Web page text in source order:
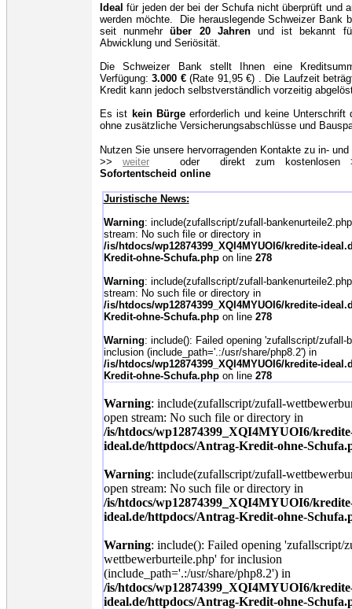
Idealfür jeden der bei der Schufa nicht überprüft und
werden möchte. Die herauslegende Schweizer Bank
seit nunmehrüber 20 Jahrenund ist bekannt
Abwicklung und Seriösität.
Die Schweizer Bank stellt Ihnen eine
Verfügung:3.000 €(Rate 91,95 €) . Die Laufzeit
Kredit kann jedoch selbstverständlich vorzeitig
Es ist kein Bürgeerforderlich und keine Unterschrift
ohne zusätzliche Versicherungsabschlüsse und
Nutzen Sie unsere hervorragenden Kontakte zu in-
>> weiter oder direkt zum kostenlosen
Sofortentscheid online
Juristische News:
Warning: include(zufallscript/zufall-
stream: No such file or directory in
/is/htdocs/wp12874399_XQI4MYUOI6/kredite-
Kredit-ohne-Schufa.phpon line 278
Warning: include(zufallscript/zufall-
stream: No such file or directory in
/is/htdocs/wp12874399_XQI4MYUOI6/kredite-
Kredit-ohne-Schufa.phpon line 278
Warning: include(): Failed opening 'zufallscript/zufall-
inclusion (include_path='.:/usr/share/php8.2') in
/is/htdocs/wp12874399_XQI4MYUOI6/kredite-
Kredit-ohne-Schufa.phpon line 278
Warning: include(zufallscript/zufall-
open stream: No such file or directory in
/is/htdocs/wp12874399_XQI4MYUOI6/
ideal.de/httpdocs/Antrag-Kredit-ohne-
Warning: include(zufallscript/zufall-
open stream: No such file or directory in
/is/htdocs/wp12874399_XQI4MYUOI6/
ideal.de/httpdocs/Antrag-Kredit-ohne-
Warning: include(): Failed opening 'zufallscript/
wettbewerburteile.php' for inclusion
(include_path='.:/usr/share/php8.2') in
/is/htdocs/wp12874399_XQI4MYUOI6/
ideal.de/httpdocs/Antrag-Kredit-ohne-